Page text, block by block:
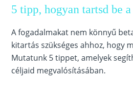
5 tipp, hogyan tartsd be
A fogadalmakat nem könnyű
kitartás szükséges ahhoz, hogy
Mutatunk 5 tippet, amelyek
céljaid megvalósításában.